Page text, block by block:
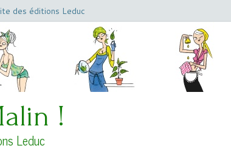
des éditions Leduc
!
Leduc